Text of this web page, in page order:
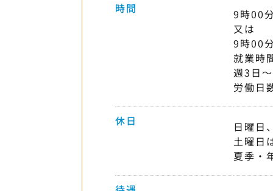
時間
9時00
又は
9時00
就業時
週3日
労働日
休日
日曜日
土曜日
夏季・